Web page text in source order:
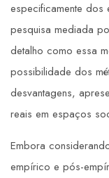
especificamente
pesquisa mediada
detalho como essa
possibilidade dos
desvantagens,
reais em espaços
Embora
empírico e pós-